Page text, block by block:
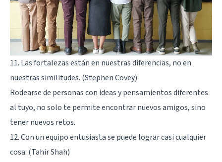
11. Las fortalezas están en nuestras diferencias, no en
nuestras similitudes. (Stephen Covey)
Rodearse de personas con ideas y pensamientos diferentes
al tuyo, no solo te permite encontrar nuevos amigos, sino
tener nuevos retos.
12. Con un equipo entusiasta se puede lograr casi cualquier
cosa. (Tahir Shah)